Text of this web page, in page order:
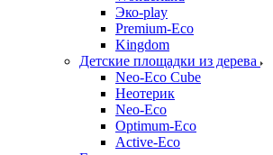
Эко-play
Premium-Eco
Kingdom
Детские площадки из дерева
Neo-Eco Cube
Неотерик
Neo-Eco
Оptimum-Еco
Active-Eco